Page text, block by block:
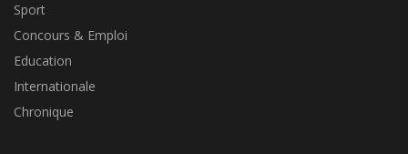
Sport
Concours & Emploi
Education
Internationale
Chronique